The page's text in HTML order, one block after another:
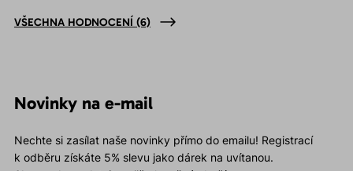
VŠECHNA HODNOCENÍ (6)
Novinky na e-mail
Nechte si zasílat naše novinky přímo do emailu! Registrací
k odběru získáte 5% slevu jako dárek na uvítanou.